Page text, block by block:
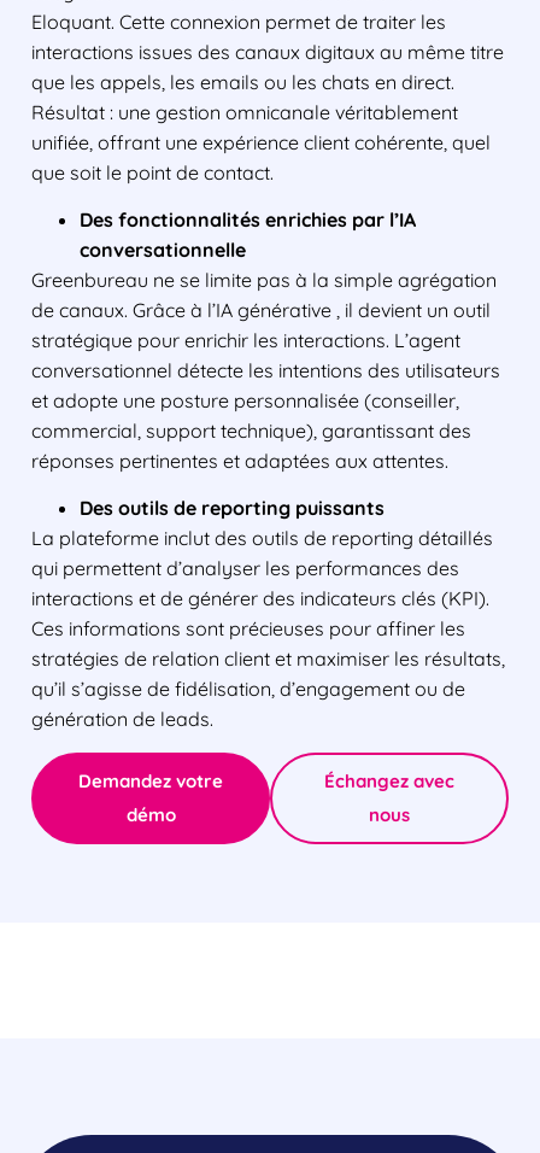
Eloquant. Cette connexion permet de traiter les
interactions issues des canaux digitaux au même titre
que les appels, les emails ou les chats en direct.
Résultat : une gestion omnicanale véritablement
unifiée, offrant une expérience client cohérente, quel
que soit le point de contact.
Des fonctionnalités enrichies par l’IA
conversationnelle
Greenbureau ne se limite pas à la simple agrégation
de canaux. Grâce à l’IA générative , il devient un outil
stratégique pour enrichir les interactions. L’agent
conversationnel détecte les intentions des utilisateurs
et adopte une posture personnalisée (conseiller,
commercial, support technique), garantissant des
réponses pertinentes et adaptées aux attentes.
Des outils de reporting puissants
La plateforme inclut des outils de reporting détaillés
qui permettent d’analyser les performances des
interactions et de générer des indicateurs clés (KPI).
Ces informations sont précieuses pour affiner les
stratégies de relation client et maximiser les résultats,
qu’il s’agisse de fidélisation, d’engagement ou de
génération de leads.
Demandez votre
démo
Échangez avec
nous